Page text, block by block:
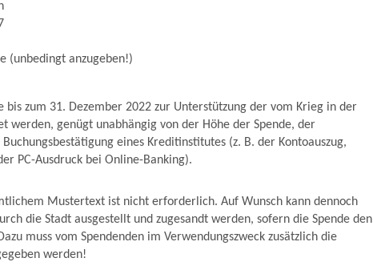
(unbedingt anzugeben!)
bis zum 31. Dezember 2022 zur Unterstützung der vom Krieg in der
werden, genügt unabhängig von der Höhe der Spende, der
eines Kreditinstitutes (z. B. der Kontoauszug,
PC-Ausdruck bei Online-Banking).
Mustertext ist nicht erforderlich. Auf Wunsch kann dennoch
die Stadt ausgestellt und zugesandt werden, sofern die Spende den
muss vom Spendenden im Verwendungszweck zusätzlich die
werden!